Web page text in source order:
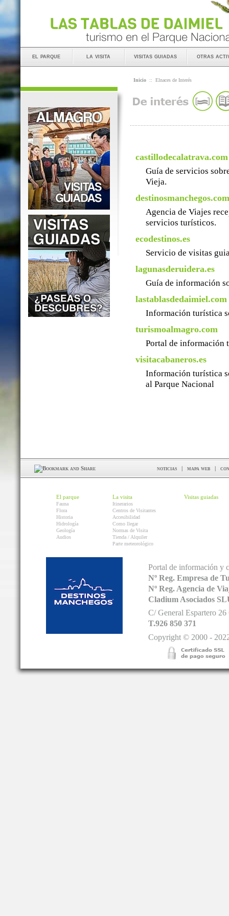
el parque la visita visitas guiadas otras
Inicio :: Elnaces de Interés
castillodecalatrava.com
Guía de servicios
Vieja.
destinosmanchegos.com
Agencia de Viajes
servicios turísticos.
ecodestinos.es
Servicio de visitas
lagunasderuidera.es
Guía de información
lastablasdedaimiel.com
Información turística
turismoalmagro.com
Portal de información
visitacabaneros.es
Información turística
al Parque Nacional
noticias | mapa web |
El parque
Fauna
Flora
Historia
Hidrología
Geología
Audios
La visita
Itinerarios
Centros de Visitantes
Accesibilidad
Como llegar
Normas de Visita
Tienda / Alquiler
Parte meteorológico
Visitas guiadas
Portal de información y
Nº Reg. Empresa de
Nº Reg. Agencia de
Cladium Asociados
C/ General Espartero
T.926 850 371
Copyright © 2000 -